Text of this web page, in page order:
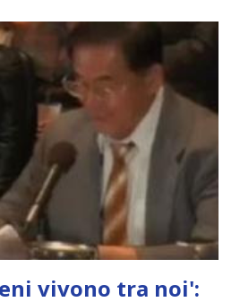
vivono tra noi':